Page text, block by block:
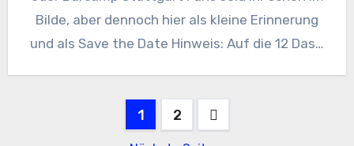
Bilde, aber dennoch hier als kleine Erinnerung
und als Save the Date Hinweis: Auf die 12 Das…
Seitennummerierung
1 2